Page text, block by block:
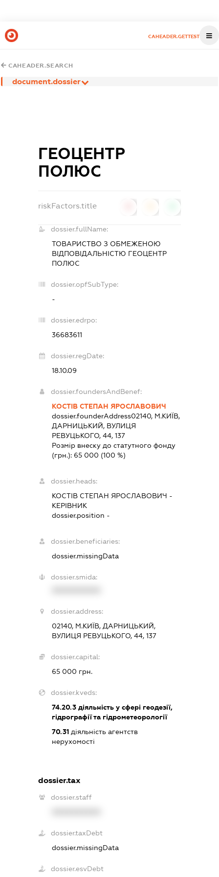
CAHEADER.GETTEST
CAHEADER.SEARCH
document.dossier
ГЕОЦЕНТР
ПОЛЮС
riskFactors.title
dossier.fullName:
ТОВАРИСТВО З ОБМЕЖЕНОЮ
ВІДПОВІДАЛЬНІСТЮ ГЕОЦЕНТР
ПОЛЮС
dossier.opfSubType:
-
dossier.edrpo:
36683611
dossier.regDate:
18.10.09
dossier.foundersAndBenef:
КОСТІВ СТЕПАН ЯРОСЛАВОВИЧ
dossier.founderAddress02140, М.КИЇВ,
ДАРНИЦЬКИЙ, ВУЛИЦЯ
РЕВУЦЬКОГО, 44, 137
Розмір внеску до статутного фонду
(грн.): 65 000 (100 %)
dossier.heads:
КОСТІВ СТЕПАН ЯРОСЛАВОВИЧ -
КЕРІВНИК
dossier.position -
dossier.beneficiaries:
dossier.missingData
dossier.smida:
dossier.address:
02140, М.КИЇВ, ДАРНИЦЬКИЙ,
ВУЛИЦЯ РЕВУЦЬКОГО, 44, 137
dossier.capital:
65 000 грн.
dossier.kveds:
74.20.3 діяльність у сфері геодезії,
гідрографії та гідрометеорології
70.31 діяльність агентств
нерухомості
dossier.tax
dossier.staff
dossier.taxDebt
dossier.missingData
dossier.esvDebt